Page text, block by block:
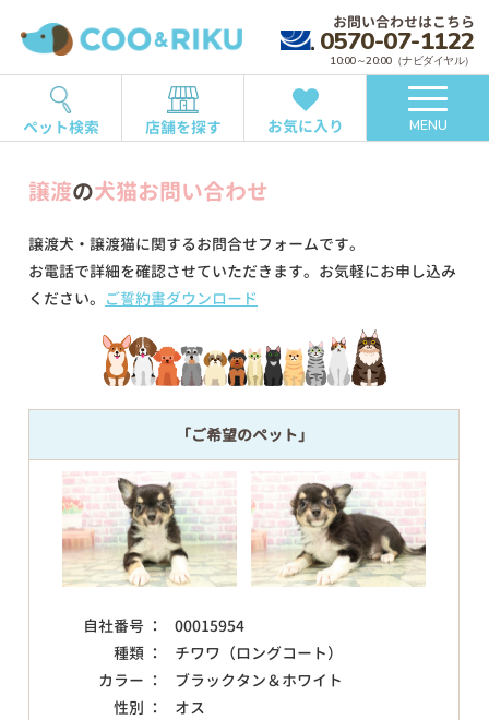
お問い合わせはこちら
0570-07-1122
10:00～20:00（ナビダイヤル）
ペット検索 店舗を探す お気に入り MENU
譲渡の犬猫お問い合わせ
譲渡犬・譲渡猫に関するお問合せフォームです。
お電話で詳細を確認させていただきます。お気軽にお申し込み
ください。 ご誓約書ダウンロード
「ご希望のペット」
自社番号 ：
00015954
種類 ：
チワワ（ロングコート）
カラー ：
ブラックタン＆ホワイト
性別 ：
オス